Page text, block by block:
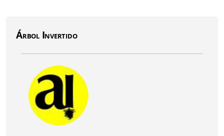
Árbol Invertido